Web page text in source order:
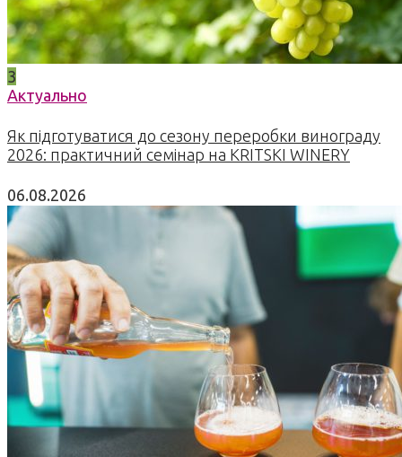
3
Актуально
Як підготуватися до сезону переробки винограду
2026: практичний семінар на KRITSKI WINERY
06.08.2026